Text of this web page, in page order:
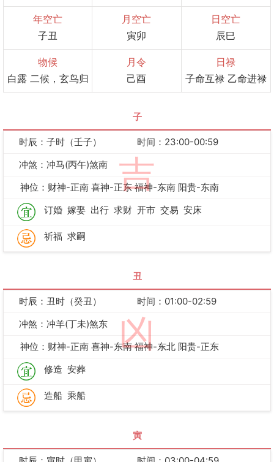
年空亡
子丑
月空亡
寅卯
日空亡
辰巳
物候
白露 二候，玄鸟归
月令
己酉
日禄
子命互禄 乙命进禄
子
吉
时辰：子时（壬子）
时间：23:00-00:59
冲煞：冲马(丙午)煞南
神位：财神-正南 喜神-正东 福神-东南 阳贵-东南
订婚 嫁娶 出行 求财 开市 交易 安床
祈福 求嗣
丑
凶
时辰：丑时（癸丑）
时间：01:00-02:59
冲煞：冲羊(丁未)煞东
神位：财神-正南 喜神-东南 福神-东北 阳贵-正东
修造 安葬
造船 乘船
寅